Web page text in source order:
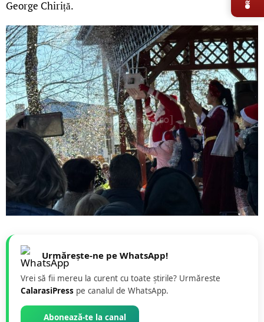
George Chiriță.
Urmărește-ne pe WhatsApp!
Vrei să fii mereu la curent cu toate știrile? Urmăreste
CalarasiPress pe canalul de WhatsApp.
Abonează-te la canal